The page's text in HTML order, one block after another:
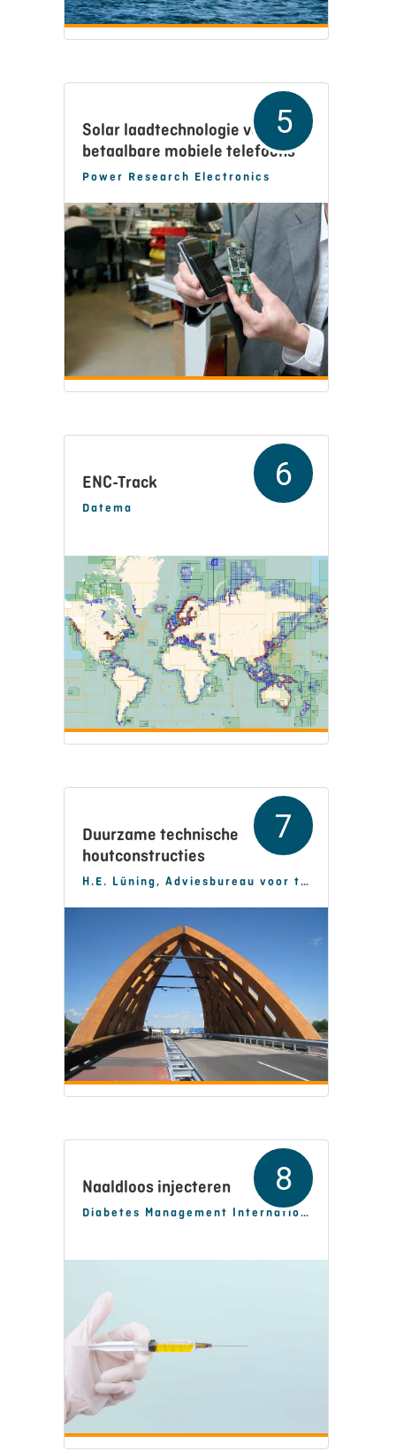
Solar laadtechnologie voor
betaalbare mobiele telefoons
op zonne-energie
Power Research Electronics
5
ENC-Track
Datema
6
Duurzame technische
houtconstructies
H.E. Lüning, Adviesbureau voor technische houtconstructies BV
7
Naaldloos injecteren
Diabetes Management International
8